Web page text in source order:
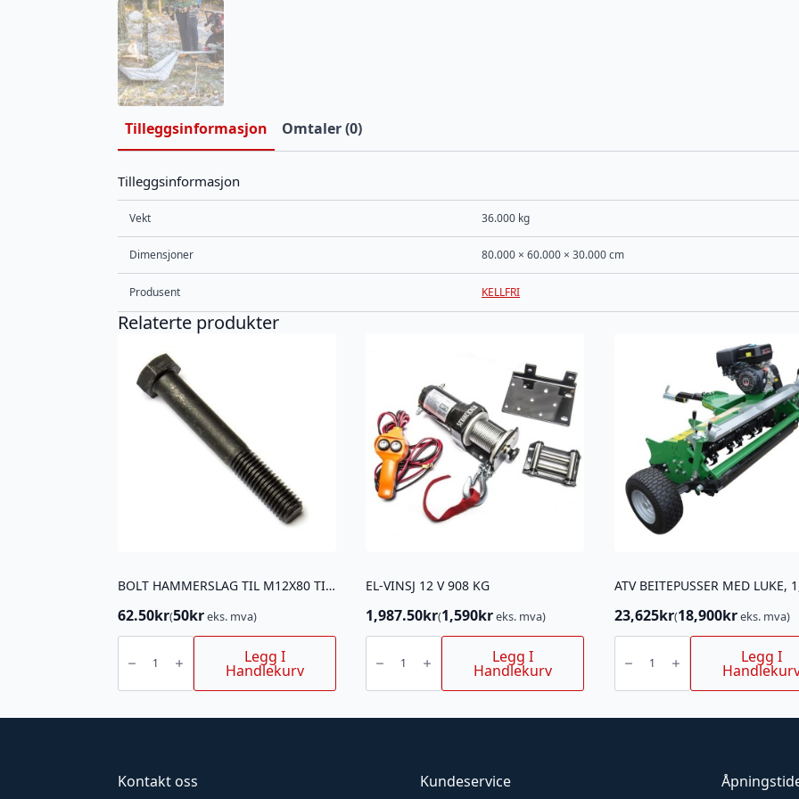
Tilleggsinformasjon Omtaler (0)
Tilleggsinformasjon
Vekt 36.000 kg
Dimensjoner 80.000 × 60.000 × 30.000 cm
Produsent KELLFRI
Relaterte produkter
BOLT HAMMERSLAG TIL M12X80 TIL ATV-KLIPPER
62.50kr(50kreks. mva)
BOLT
TIL
M12X80
ATV-
antall
Legg I
Handlekurv
EL-VINSJ 12 V 908 KG
1,987.50kr(1,590kreks. mva)
EL-
12
KG
Legg I
Handlekurv
23,625kr(18,900kreks. mva)
ATV
MED
M,
HK
Legg I
Kontakt oss Kundeservice